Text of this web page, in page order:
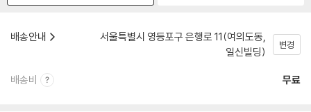
배송안내
서울특별시 영등포구 은행로 11(여의도동,
일신빌딩)
변경
배송비 무료